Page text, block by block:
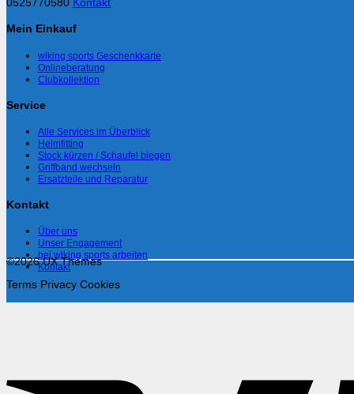
0525770580 Kontakt
Mein Einkauf
wiking sports Geschenkkarte
Onlineberatung
Clubkollektion
Service
Alle Services im Überblick
Helmfitting
Stock kürzen / Schaufel biegen
Griffband wechseln
Ersatzteile und Reparatur
Kontakt
Über uns
Unser Engagement
bei wiking sports arbeiten
Kontakt
©2026 UX Themes
Terms Privacy Cookies